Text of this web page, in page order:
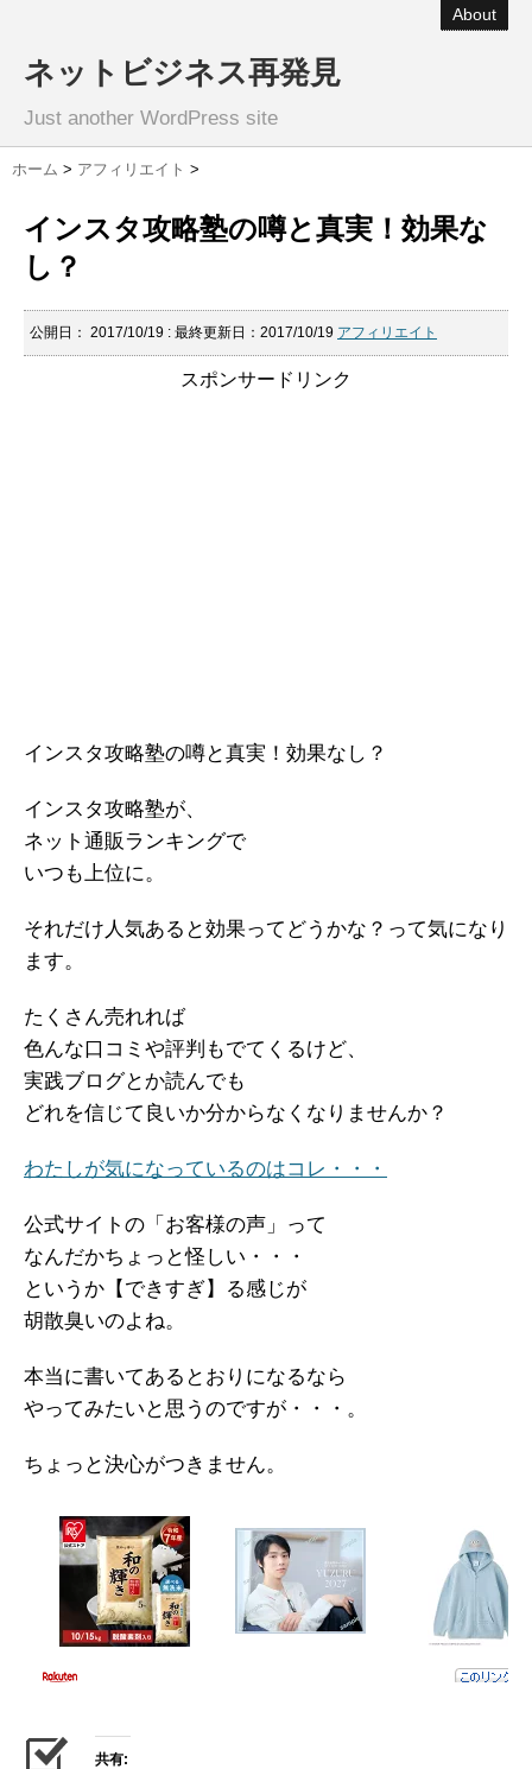
About
ネットビジネス再発見
Just another WordPress site
ホーム > アフィリエイト >
インスタ攻略塾の噂と真実！効果な
し？
公開日： 2017/10/19 : 最終更新日：2017/10/19 アフィリエイト
スポンサードリンク
インスタ攻略塾の噂と真実！効果なし？
インスタ攻略塾が、
ネット通販ランキングで
いつも上位に。
それだけ人気あると効果ってどうかな？って気になり
ます。
たくさん売れれば
色んな口コミや評判もでてくるけど、
実践ブログとか読んでも
どれを信じて良いか分からなくなりませんか？
わたしが気になっているのはコレ・・・
公式サイトの「お客様の声」って
なんだかちょっと怪しい・・・
というか【できすぎ】る感じが
胡散臭いのよね。
本当に書いてあるとおりになるなら
やってみたいと思うのですが・・・。
ちょっと決心がつきません。
共有: